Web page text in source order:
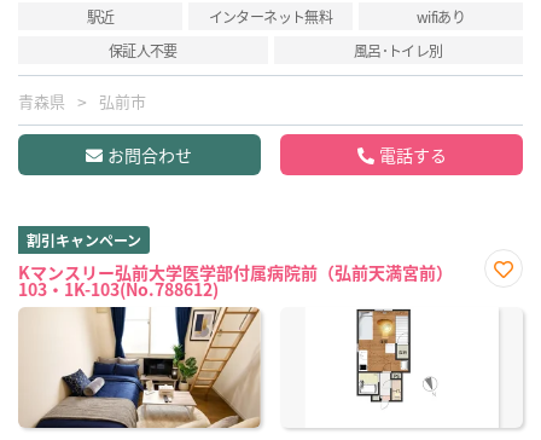
駅近 インターネット無料
wifiあり
保証人不要
風呂･トイレ別
青森県 弘前市
お問合わせ 電話する
割引キャンペーン
Kマンスリー弘前大学医学部付属病院前（弘前天満宮前）
103・1K-103(No.788612)
に入